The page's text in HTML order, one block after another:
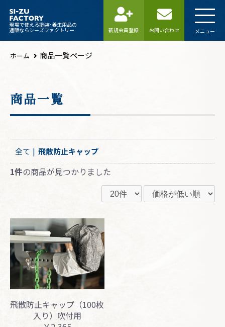
現場で使える塗装･養生用品の
通販ならシーズファクトリー 新規会員登録 お問い合わせ メニュー
ホーム 商品一覧ページ
商品一覧
全て | 飛散防止キャップ
1件の商品が見つかりました
飛散防止キャップ（100枚
入り）吹付用